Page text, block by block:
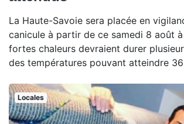
La Haute-Savoie sera placée en
canicule à partir de ce samedi 8 août
fortes chaleurs devraient durer
des températures pouvant atteindre
Locales